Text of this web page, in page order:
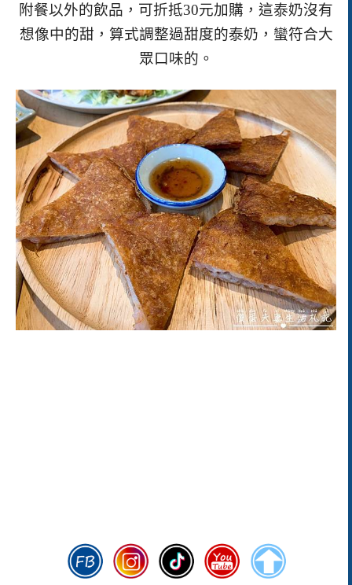
附餐以外的飲品，可折抵30元加購，這泰奶沒有
想像中的甜，算式調整過甜度的泰奶，蠻符合大
眾口味的。